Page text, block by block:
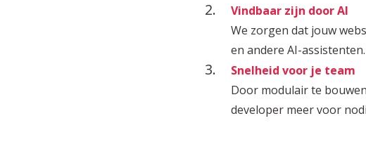
Vindbaar zijn door AI
We zorgen dat jouw
en andere AI-assistenten.
Snelheid voor je team
Door modulair te
developer meer voor